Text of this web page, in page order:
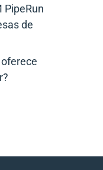
PipeRun
de